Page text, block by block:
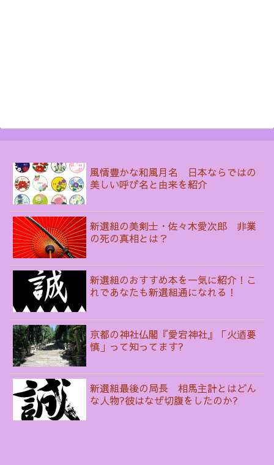
風情豊かな和風月名 日本ならではの
美しい呼び名と由来を紹介
新選組の美剣士・佐々木愛次郎 非業
の死の真相とは？
新選組のおすすめ本を一気に紹介！こ
れであなたも新選組通になれる！
京都の神社仏閣『愛宕神社』「火迺要
慎」って知ってます?
新選組最後の局長 相馬主計とはどん
な人物?彼はなぜ切腹をしたのか?